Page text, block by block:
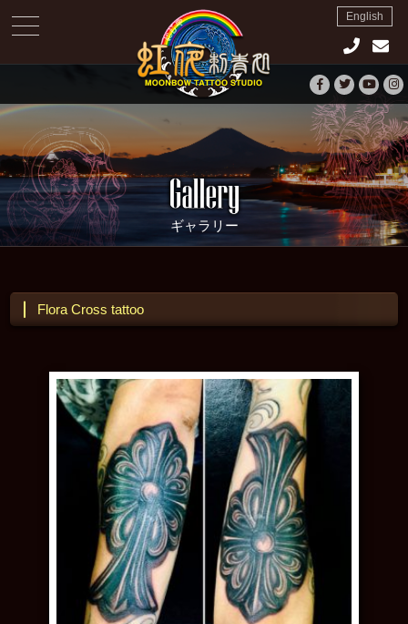
toggle
navigation
ギャラリー
English
Flora Cross tattoo